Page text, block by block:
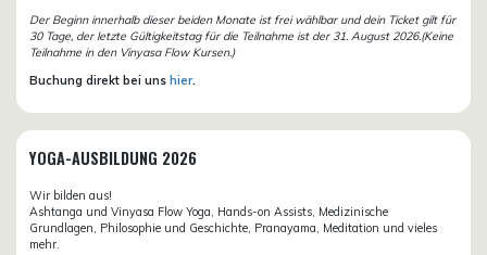
Der Beginn innerhalb dieser beiden Monate ist frei wählbar und dein Ticket gilt für
30 Tage, der letzte Gültigkeitstag für die Teilnahme ist der 31. August 2026.(Keine
Teilnahme in den Vinyasa Flow Kursen.)
Buchung direkt bei uns hier.
YOGA-AUSBILDUNG 2026
Wir bilden aus!
Ashtanga und Vinyasa Flow Yoga, Hands-on Assists, Medizinische
Grundlagen, Philosophie und Geschichte, Pranayama, Meditation und vieles
mehr.